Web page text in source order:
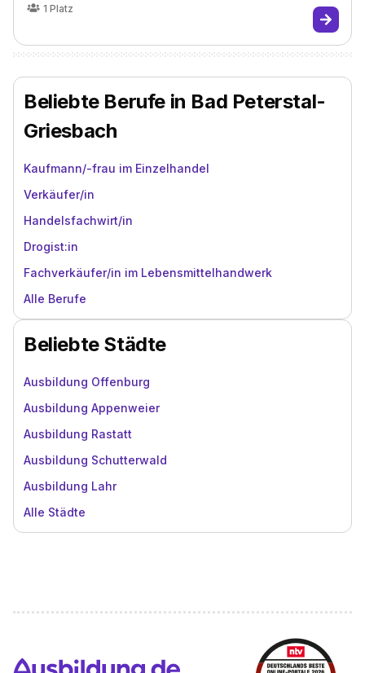
1 Platz
Beliebte Berufe in Bad Peterstal-
Griesbach
Kaufmann/-frau im Einzelhandel
Verkäufer/in
Handelsfachwirt/in
Drogist:in
Fachverkäufer/in im Lebensmittelhandwerk
Alle Berufe
Beliebte Städte
Ausbildung Offenburg
Ausbildung Appenweier
Ausbildung Rastatt
Ausbildung Schutterwald
Ausbildung Lahr
Alle Städte